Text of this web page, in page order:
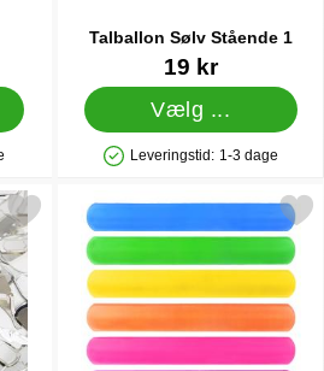
Talballon Sølv Stående 1
Varenr 3654519 kr
Vælg ...
Produkttilgængelighed: På lager
Leveringstid: 1-3 dage
Sølv som favorit
Markér slap Bracelet Snap